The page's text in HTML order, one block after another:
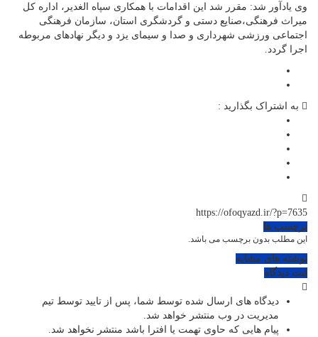
وی یادآور شد: مقرر شد این اقدامات با همکاری سپاه الغدیر، اداره کل
میراث فرهنگی،صنایع دستی و گردشگری استان، سازمان فرهنگی
اجتماعی ورزشی شهرداری و صدا و سیمای یزد و دیگر نهادهای مربوطه
اجرا گردد.
به اشتراک بگذارید :
https://ofoqyazd.ir/?p=7635
برچسب ها
این مطلب بدون برچسب می باشد.
نوشته های مشابه
ثبت دیدگاه
دیدگاه های ارسال شده توسط شما، پس از تایید توسط تیم
مدیریت در وب منتشر خواهد شد.
پیام هایی که حاوی تهمت یا افترا باشد منتشر نخواهد شد.